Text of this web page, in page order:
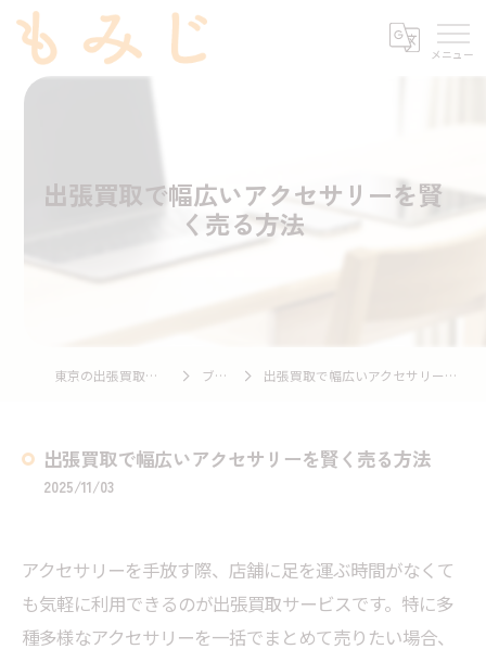
出張買取で幅広いアクセサリーを賢
く売る方法
東京の出張買取ならもみじ ブログ 出張買取で幅広いアクセサリーを賢く売る方法
出張買取で幅広いアクセサリーを賢く売る方法
2025/11/03
アクセサリーを手放す際、店舗に足を運ぶ時間がなくて
も気軽に利用できるのが出張買取サービスです。特に多
種多様なアクセサリーを一括でまとめて売りたい場合、